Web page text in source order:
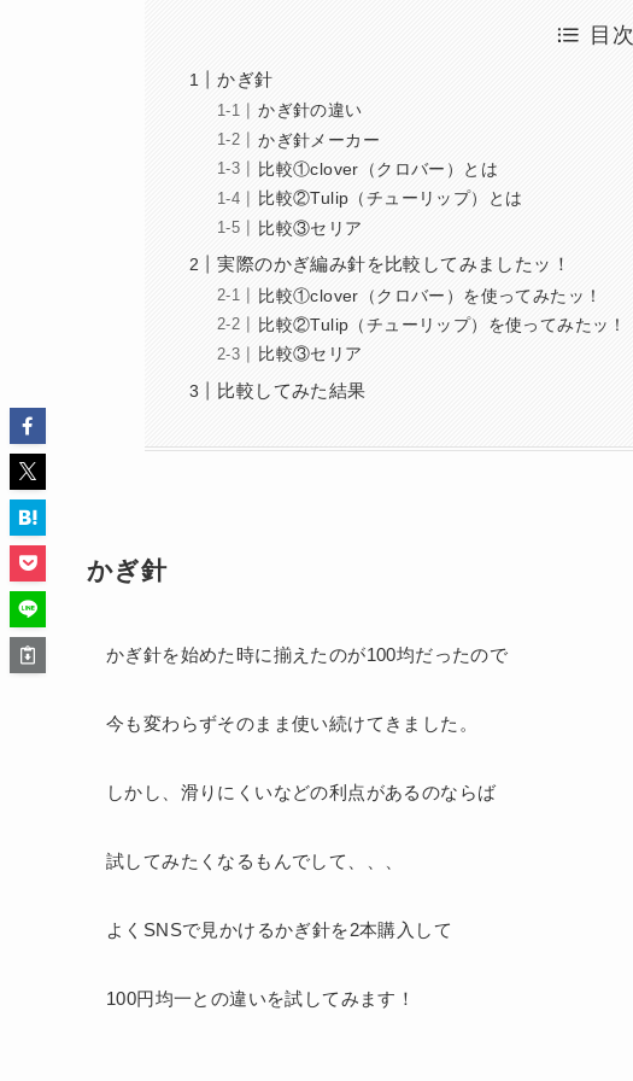
目次
かぎ針
かぎ針の違い
かぎ針メーカー
比較①clover（クロバー）とは
比較②Tulip（チューリップ）とは
比較③セリア
実際のかぎ編み針を比較してみましたッ！
比較①clover（クロバー）を使ってみたッ！
比較②Tulip（チューリップ）を使ってみたッ！
比較③セリア
比較してみた結果
かぎ針
かぎ針を始めた時に揃えたのが100均だったので
今も変わらずそのまま使い続けてきました。
しかし、滑りにくいなどの利点があるのならば
試してみたくなるもんでして、、、
よくSNSで見かけるかぎ針を2本購入して
100円均一との違いを試してみます！